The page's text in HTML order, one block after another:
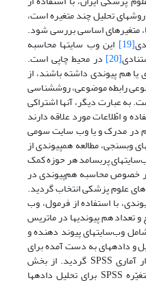
تحلیل چند متغیره است،
متغیرهای اساسی بررسی شود.
[19] این وب سایتها محاسبه
[20] در محیط چاپی است.
هم پیوندی داشته باشند، از
رابطه موضوعی، روش­شناسی
عبارت دیگر، آنها اشتراکی
و اطّلاعات مورد علاقه دارند
در مدرک و یا وب سایت سومی
1384). در تحلیلهای وب­سنجی، مطالعه هم­پیوندی از
پربسامد هر حوزه کمک
در خصوص محاسبه هم‌پیوندی در
دانشگاه های علوم پزشکی انتخاب گردید.
با استفاده از فرمول، وب
هم پیوندی­ها در ماتریس
شد. سپس یک ماتریس 40*40 شامل وب‌سایتهای پیوند دهنده و
و داده­های به دست آمده برای
تجزیه و تحلیل از اکسل وارد نرم­افزار آماری SPSS گردید. از بخش
دسته‌بندی خوشه­ای و تحلیل چند متغیّره SPSS برای تحلیل داده­ها